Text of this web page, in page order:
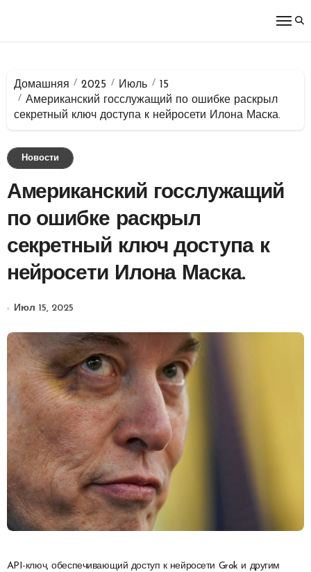
Домашняя 2025 Июль
15
Американский госслужащий по ошибке раскрыл
секретный ключ доступа к нейросети Илона Маска.
Новости
Американский госслужащий
по ошибке раскрыл
секретный ключ доступа к
нейросети Илона Маска.
Июл 15, 2025
API-ключ, обеспечивающий доступ к нейросети Grok и другим